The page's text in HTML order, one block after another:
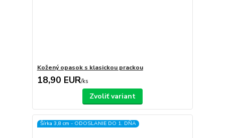
Kožený opasok s klasickou prackou
18,90 EUR/ks
Zvoliť variant
Šírka 3,8 cm - ODOSLANIE DO 1. DŇA